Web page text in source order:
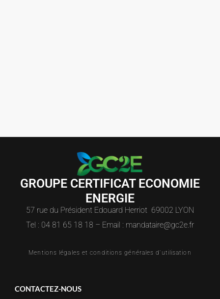
GROUPE CERTIFICAT ECONOMIE
ENERGIE
57 rue du Président Edouard Herriot 69002 LYON
Tel : 04 81 65 18 18 – Email : mandataire@gc2e.fr
Mentions légales et conditions générales d'utilisation
CONTACTEZ-NOUS